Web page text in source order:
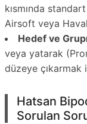
kısmında
Airsoft veya
Hedef ve
veya yatarak
düzeye çıkarmak
Hatsan
Sorulan